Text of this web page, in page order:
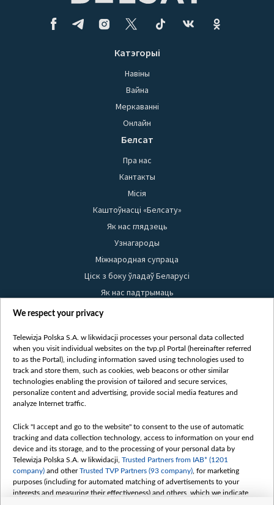
Катэгорыі
Навіны
Вайна
Меркаванні
Онлайн
Белсат
Пра нас
Кантакты
Місія
Каштоўнасці «Белсату»
Як нас глядзець
Узнагароды
Міжнародная супраца
Ціск з боку ўладаў Беларусі
Як нас падтрымаць
Правілы выкарыстання матэрыялаў
Бяспека
Youtube
Белсат news
Белсат Shorts
Жэстачайшы мульт
Belsat English
Biełsat PL
Белсат Now
Белсат History
We respect your privacy
Telewizja Polska S.A. w likwidacji processes your personal data collected
when you visit individual websites on the tvp.pl Portal (hereinafter referred
to as the Portal), including information saved using technologies used to
track and store them, such as cookies, web beacons or other similar
technologies enabling the provision of tailored and secure services,
personalize content and advertising, provide social media features and
analyze Internet traffic.
Click "I accept and go to the website" to consent to the use of automatic
tracking and data collection technology, access to information on your end
device and its storage, and to the processing of your personal data by
Telewizja Polska S.A. w likwidacji, Trusted Partners from IAB* (1201
company) and otherTrusted TVP Partners (93 company) , for marketing
purposes (including for automated matching of advertisements to your
interests and measuring their effectiveness) and others, which we indicate